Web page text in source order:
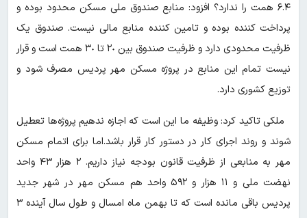
۶.۴ همت را ندارد؟ افزود: منابع صندوق ملی مسکن محدود بوده و
پرداخت کننده بوده و تامین کننده منابع مالی نیست. صندوق یک
ظرفیت محدودی دارد و ظرفیت صندوق بین ٢٠ تا ٣٠ همت است و قرار
نیست تمام این منابع در پروژه مسکن مهر پردیس مصرف شود و
توزیع کشوری دارد.
ملکی تاکید کرد: وظیفه ما این است که اجازه ندهیم پروژه‌ها تعطیل
شوند و روند اجرای کار در دستور کار قرار باشد.اما برای اتمام مسکن
مهر به منابعی از ظرفیت قانون بودجه نیاز داریم. ٢ هزار ۴٣ واحد
نهضت ملی و ١١ هزار و ۵٩٢ واحد هم مسکن مهر در شهر جدید
پردیس باقی مانده است که تا بهمن ماه امسال و طول سال آینده ٣